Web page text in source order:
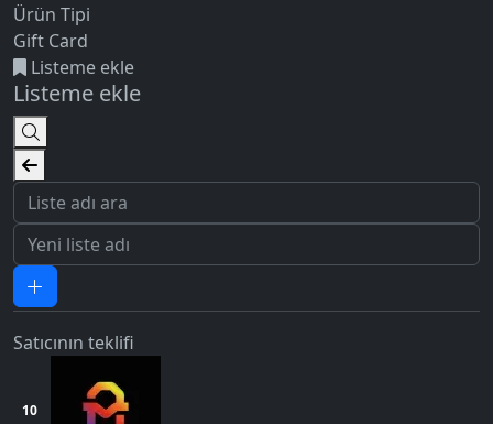
Ürün Tipi
Gift Card
Listeme ekle
Listeme ekle
Satıcının teklifi
10